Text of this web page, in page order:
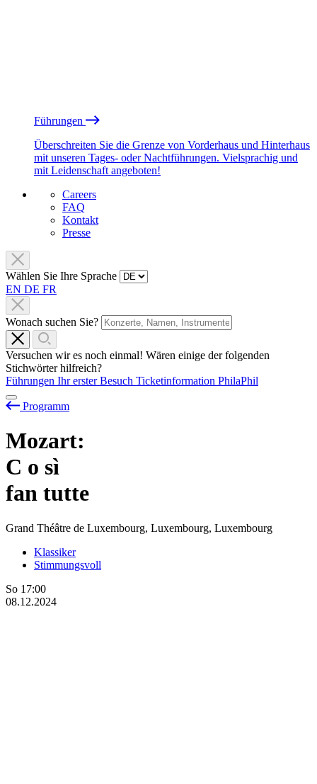
Führungen
Überschreiten Sie die Grenze von Vorderhaus und Hinterhaus
mit unseren Tages- oder Nachtführungen. Vielsprachig und
mit Leidenschaft angeboten!
Careers
FAQ
Kontakt
Presse
Wählen Sie Ihre Sprache
EN DE FR
Wonach suchen Sie?
Versuchen wir es noch einmal! Wären einige der folgenden
Stichwörter hilfreich?
Führungen Ihr erster Besuch Ticketinformation PhilaPhil
Programm
Mozart:
C o sì
fan tutte
Grand Théâtre de Luxembourg, Luxembourg, Luxembourg
Klassiker
Stimmungsvoll
So 17:00
08.12.2024